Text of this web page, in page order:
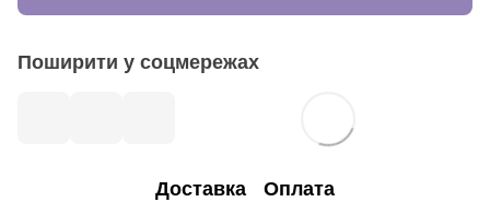
Поширити у соцмережах
Доставка Оплата